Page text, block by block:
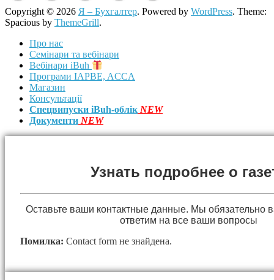
Copyright © 2026 Я – Бухгалтер. Powered by WordPress. Theme:
Spacious by ThemeGrill.
Про нас
Семінари та вебінари
Вебінари iBuh
Програми IAPBE, ACCA
Магазин
Консультації
Спецвипуски iBuh-облік NEW
Документи NEW
Узнать подробнее о
Оставьте ваши контактные данные. Мы обязательно
ответим на все ваши вопросы
Помилка: Contact form не знайдена.